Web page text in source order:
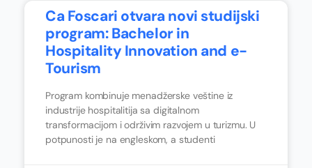
Ca Foscari otvara novi studijski
program: Bachelor in
Hospitality Innovation and e-
Tourism
Program kombinuje menadžerske veštine iz
industrije hospitalitija sa digitalnom
transformacijom i održivim razvojem u turizmu. U
potpunosti je na engleskom, a studenti